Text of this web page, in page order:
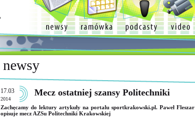
newsy
17.03
2014
Mecz ostatniej szansy Politechniki
Zachęcamy do lektury artykuły na portalu sportkrakowski.pl. Paweł Fleszar
opisuje mecz AZSu Politechniki Krakowskiej